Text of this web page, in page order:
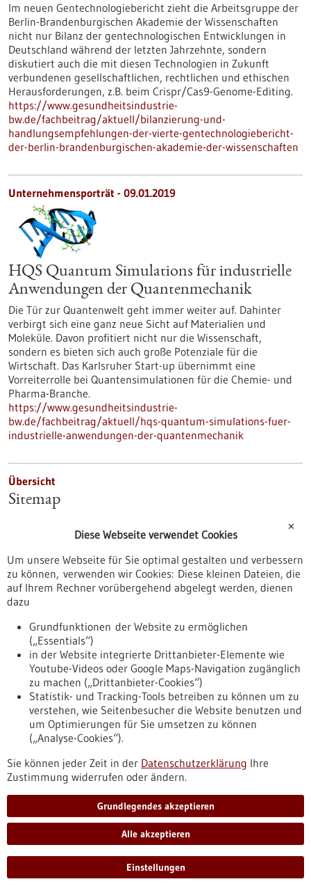
Im neuen Gentechnologiebericht zieht die Arbeitsgruppe der
Berlin-Brandenburgischen Akademie der Wissenschaften
nicht nur Bilanz der gentechnologischen Entwicklungen in
Deutschland während der letzten Jahrzehnte, sondern
diskutiert auch die mit diesen Technologien in Zukunft
verbundenen gesellschaftlichen, rechtlichen und ethischen
Herausforderungen, z.B. beim Crispr/Cas9-Genome-Editing.
https://www.gesundheitsindustrie-
bw.de/fachbeitrag/aktuell/bilanzierung-und-
handlungsempfehlungen-der-vierte-gentechnologiebericht-
der-berlin-brandenburgischen-akademie-der-wissenschaften
Unternehmensporträt - 09.01.2019
HQS Quantum Simulations für industrielle
Anwendungen der Quantenmechanik
Die Tür zur Quantenwelt geht immer weiter auf. Dahinter
verbirgt sich eine ganz neue Sicht auf Materialien und
Moleküle. Davon profitiert nicht nur die Wissenschaft,
sondern es bieten sich auch große Potenziale für die
Wirtschaft. Das Karlsruher Start-up übernimmt eine
Vorreiterrolle bei Quantensimulationen für die Chemie- und
Pharma-Branche.
https://www.gesundheitsindustrie-
bw.de/fachbeitrag/aktuell/hqs-quantum-simulations-fuer-
industrielle-anwendungen-der-quantenmechanik
Übersicht
Sitemap
Übersicht
Sitemap
https://www.forum-gesundheitsstandort-bw.de/sitemap
Übersicht
Datenschutzerklärung
https://www.digitale-gesundheit-
bw.de/datenschutzerklaerung
Datenschutzerklärung
bw.de/datenschutzerklaerung
Übersicht
✕
Diese Webseite verwendet Cookies
Um unsere Webseite für Sie optimal gestalten und verbessern
zu können, verwenden wir Cookies: Diese kleinen Dateien, die
auf Ihrem Rechner vorübergehend abgelegt werden, dienen
dazu
Grundfunktionen der Website zu ermöglichen
(„Essentials“)
in der Website integrierte Drittanbieter-Elemente wie
Youtube-Videos oder Google Maps-Navigation zugänglich
zu machen („Drittanbieter-Cookies“)
Statistik- und Tracking-Tools betreiben zu können um zu
verstehen, wie Seitenbesucher die Website benutzen und
um Optimierungen für Sie umsetzen zu können
(„Analyse-Cookies“).
Sie können jeder Zeit in der Datenschutzerklärung Ihre
Zustimmung widerrufen oder ändern.
Grundlegendes akzeptieren
Alle akzeptieren
Einstellungen